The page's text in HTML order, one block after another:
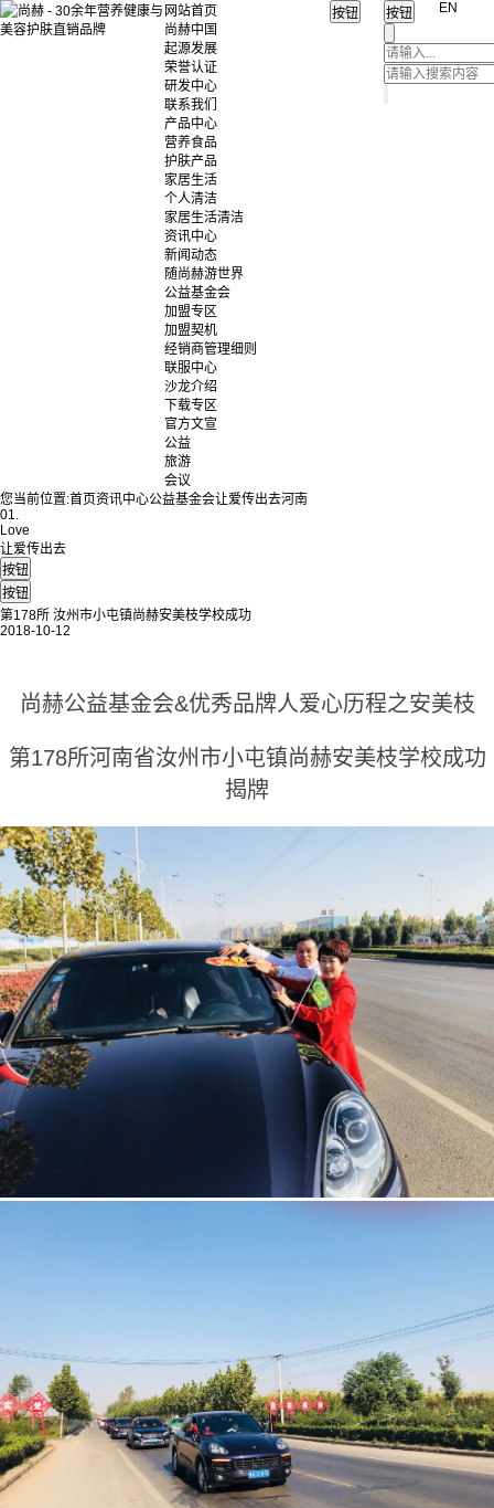
网站首页
尚赫中国
起源发展
荣誉认证
研发中心
联系我们
产品中心
营养食品
护肤产品
家居生活
个人清洁
家居生活清洁
资讯中心
新闻动态
随尚赫游世界
公益基金会
加盟专区
加盟契机
经销商管理细则
联服中心
沙龙介绍
下载专区
官方文宣
公益
旅游
会议
EN
您当前位置:首页资讯中心公益基金会让爱传出去河南
01.
Love
让爱传出去
第178所 汝州市小屯镇尚赫安美枝学校成功
2018-10-12
尚赫公益基金会&优秀品牌人爱心历程之安美枝
第178所河南省汝州市小屯镇尚赫安美枝学校成功
揭牌